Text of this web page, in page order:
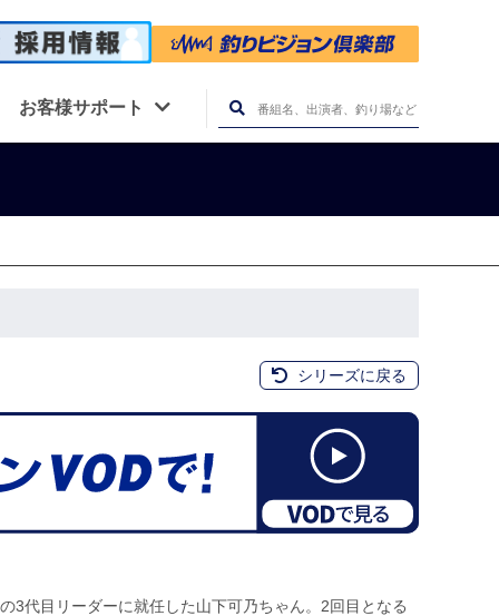
お客様サポート
シリーズに戻る
3代目リーダーに就任した山下可乃ちゃん。2回目となる